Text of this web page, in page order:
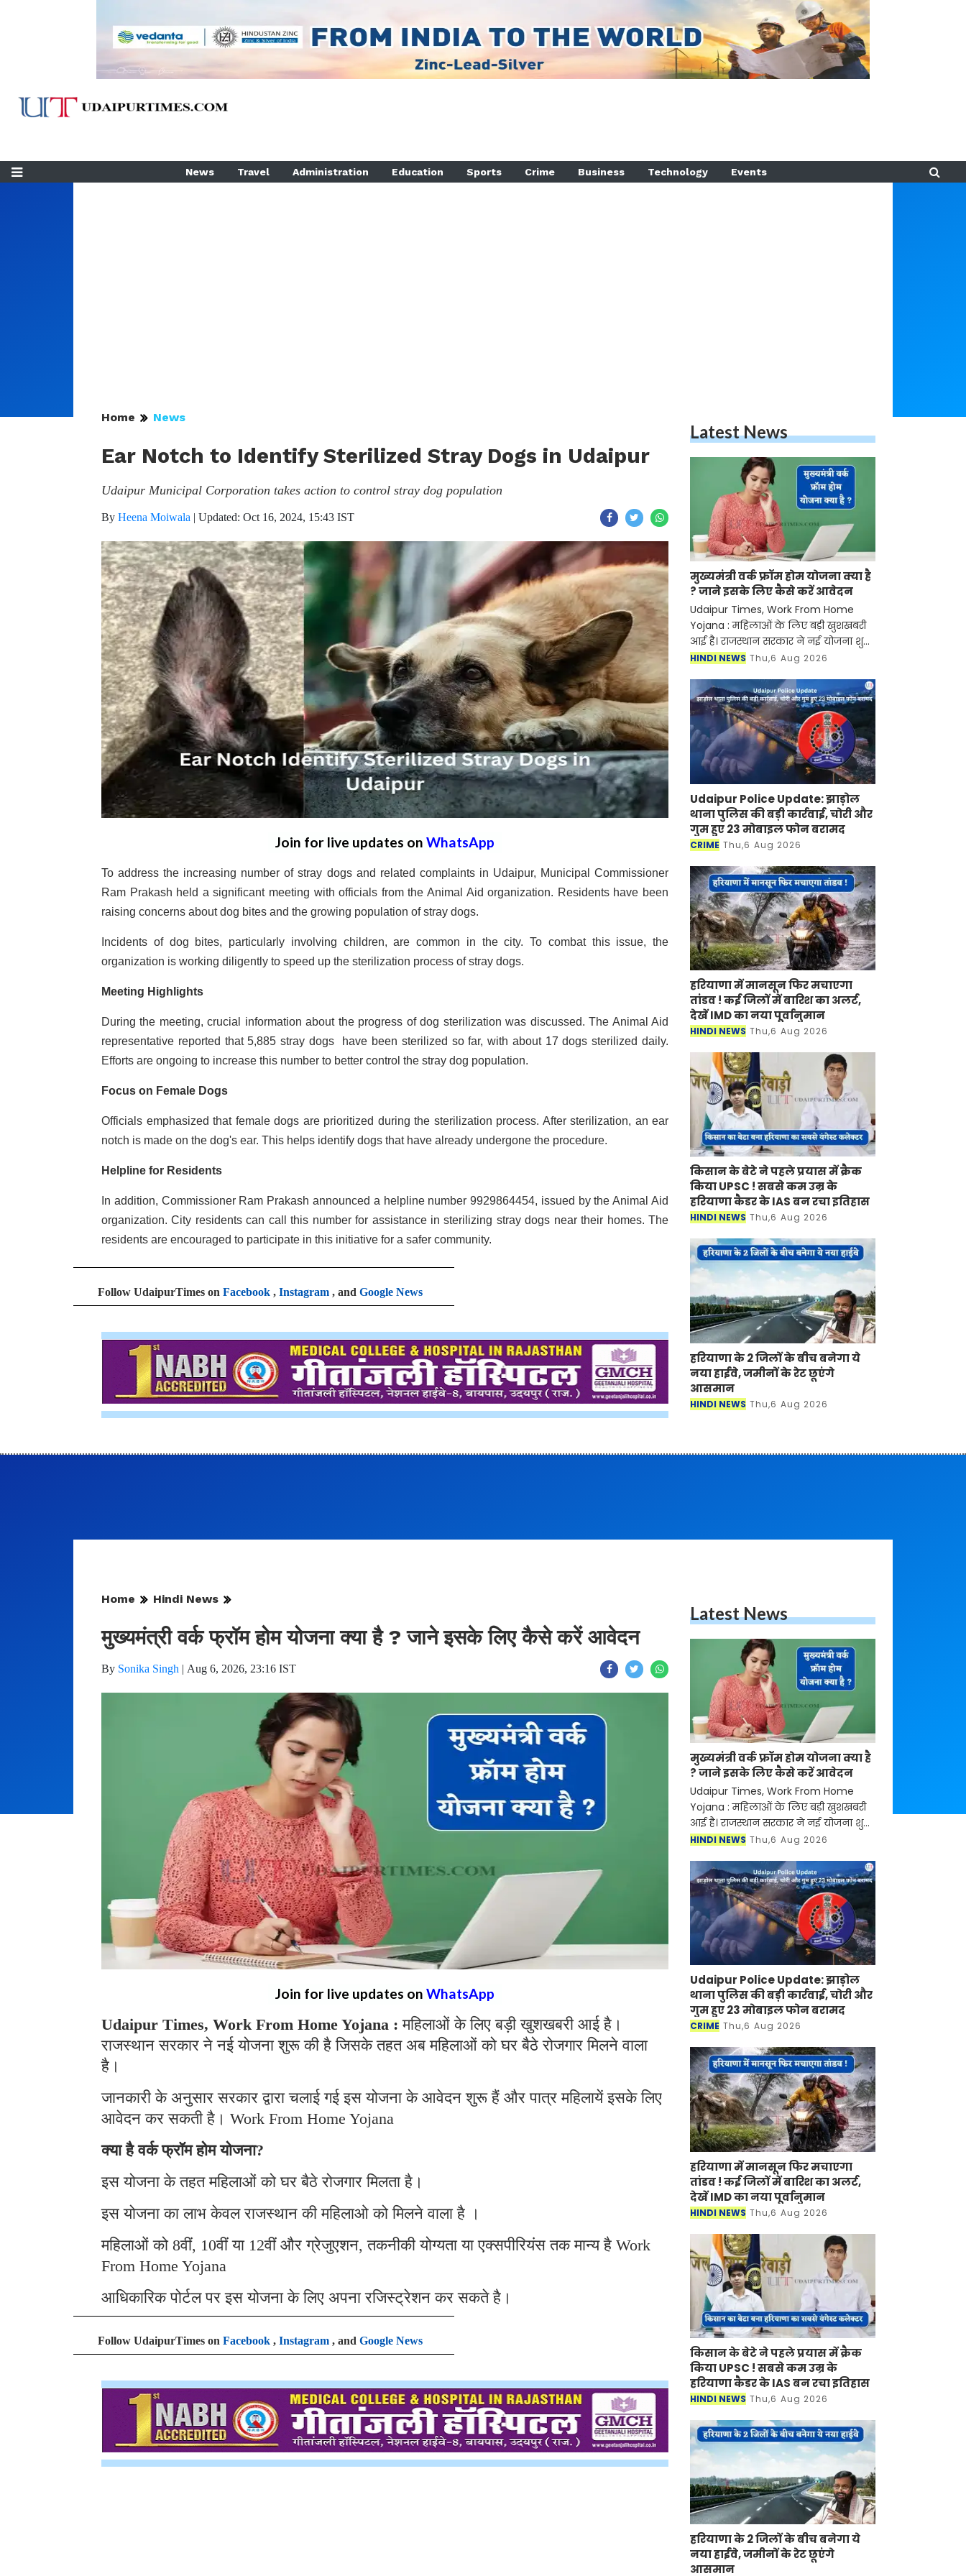
News Travel Administration Education Sports Crime Business Technology Events
Home News
Ear Notch to Identify Sterilized Stray Dogs in Udaipur
Udaipur Municipal Corporation takes action to control stray dog population
By Heena Moiwala | Updated: Oct 16, 2024, 15:43 IST
Join for live updates on WhatsApp
To address the increasing number of stray dogs and related complaints in Udaipur, Municipal Commissioner
Ram Prakash held a significant meeting with officials from the Animal Aid organization. Residents have been
raising concerns about dog bites and the growing population of stray dogs.
Incidents of dog bites, particularly involving children, are common in the city. To combat this issue, the
organization is working diligently to speed up the sterilization process of stray dogs.
Meeting Highlights
During the meeting, crucial information about the progress of dog sterilization was discussed. The Animal Aid
representative reported that 5,885 stray dogs have been sterilized so far, with about 17 dogs sterilized daily.
Efforts are ongoing to increase this number to better control the stray dog population.
Focus on Female Dogs
Officials emphasized that female dogs are prioritized during the sterilization process. After sterilization, an ear
notch is made on the dog's ear. This helps identify dogs that have already undergone the procedure.
Helpline for Residents
In addition, Commissioner Ram Prakash announced a helpline number 9929864454, issued by the Animal Aid
organization. City residents can call this number for assistance in sterilizing stray dogs near their homes. The
residents are encouraged to participate in this initiative for a safer community.
Follow UdaipurTimes on Facebook , Instagram , and Google News
Latest News
मुख्यमंत्री वर्क फ्रॉम होम योजना क्या है
? जाने इसके लिए कैसे करें आवेदन
Udaipur Times, Work From Home
Yojana : महिलाओं के लिए बड़ी खुशखबरी
आई है। राजस्थान सरकार ने नई योजना शुरू
की है जिसके तहत अब महिलाओं को घर बैठे
अनुसार सरकार द्वारा चला
HINDI NEWS Thu,6 Aug 2026
Udaipur Police Update: झाड़ोल
थाना पुलिस की बड़ी कार्रवाई, चोरी और
गुम हुए 23 मोबाइल फोन बरामद
CRIME Thu,6 Aug 2026
हरियाणा में मानसून फिर मचाएगा
तांडव ! कई जिलों में बारिश का अलर्ट,
देखें IMD का नया पूर्वानुमान
HINDI NEWS Thu,6 Aug 2026
किसान के बेटे ने पहले प्रयास में क्रैक
किया UPSC ! सबसे कम उम्र के
हरियाणा कैडर के IAS बन रचा इतिहास
HINDI NEWS Thu,6 Aug 2026
हरियाणा के 2 जिलों के बीच बनेगा ये
नया हाईवे, जमीनों के रेट छूएंगे
आसमान
HINDI NEWS Thu,6 Aug 2026
Home Hindi News
मुख्यमंत्री वर्क फ्रॉम होम योजना क्या है ? जाने इसके लिए कैसे करें आवेदन
By Sonika Singh | Aug 6, 2026, 23:16 IST
Join for live updates on WhatsApp
Udaipur Times, Work From Home Yojana : महिलाओं के लिए बड़ी खुशखबरी आई है।
राजस्थान सरकार ने नई योजना शुरू की है जिसके तहत अब महिलाओं को घर बैठे रोजगार मिलने वाला
है।
जानकारी के अनुसार सरकार द्वारा चलाई गई इस योजना के आवेदन शुरू हैं और पात्र महिलायें इसके लिए
आवेदन कर सकती है। Work From Home Yojana
क्या है वर्क फ्रॉम होम योजना?
इस योजना के तहत महिलाओं को घर बैठे रोजगार मिलता है।
इस योजना का लाभ केवल राजस्थान की महिलाओ को मिलने वाला है ।
महिलाओं को 8वीं, 10वीं या 12वीं और ग्रेजुएशन, तकनीकी योग्यता या एक्सपीरियंस तक मान्य है Work
From Home Yojana
आधिकारिक पोर्टल पर इस योजना के लिए अपना रजिस्ट्रेशन कर सकते है।
Follow UdaipurTimes on Facebook , Instagram , and Google News
Latest News
मुख्यमंत्री वर्क फ्रॉम होम योजना क्या है
? जाने इसके लिए कैसे करें आवेदन
Udaipur Times, Work From Home
Yojana : महिलाओं के लिए बड़ी खुशखबरी
आई है। राजस्थान सरकार ने नई योजना शुरू
की है जिसके तहत अब महिलाओं को घर बैठे
अनुसार सरकार द्वारा चला
HINDI NEWS Thu,6 Aug 2026
Udaipur Police Update: झाड़ोल
थाना पुलिस की बड़ी कार्रवाई, चोरी और
गुम हुए 23 मोबाइल फोन बरामद
CRIME Thu,6 Aug 2026
हरियाणा में मानसून फिर मचाएगा
तांडव ! कई जिलों में बारिश का अलर्ट,
देखें IMD का नया पूर्वानुमान
HINDI NEWS Thu,6 Aug 2026
किसान के बेटे ने पहले प्रयास में क्रैक
किया UPSC ! सबसे कम उम्र के
हरियाणा कैडर के IAS बन रचा इतिहास
HINDI NEWS Thu,6 Aug 2026
हरियाणा के 2 जिलों के बीच बनेगा ये
नया हाईवे, जमीनों के रेट छूएंगे
आसमान